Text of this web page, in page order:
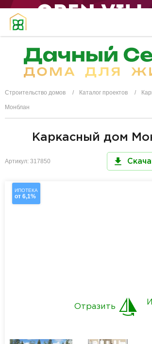
Строительство домов Каталог проектов
Монблан
Каркасный дом
Артикул: 317850
ИПОТЕКА
от 6,1%
Отразить